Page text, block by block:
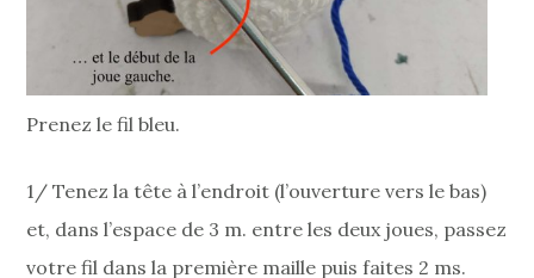
Prenez le fil bleu.
1/ Tenez la tête à l’endroit (l’ouverture vers le bas)
et, dans l’espace de 3 m. entre les deux joues, passez
votre fil dans la première maille puis faites 2 ms.